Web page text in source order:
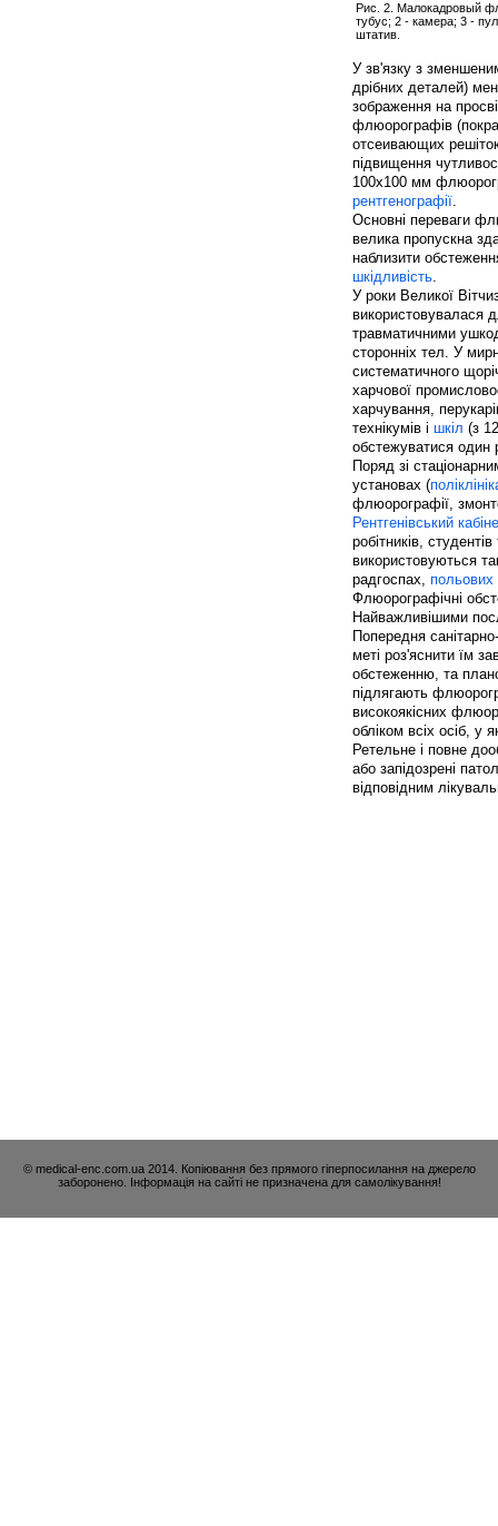
Рис. 2. Малокадровый
тубус; 2 - камера; 3 -
штатив.
У зв'язку з
дрібних деталей)
зображення на
флюорографів
отсеивающих
підвищення
100x100 мм
рентгенографії.
Основні переваги
велика пропускна
наблизити
шкідливість.
У роки Великої
використовувалася
травматичними
сторонніх тел. У
систематичного
харчової
харчування,
технікумів і шкіл (з
обстежуватися один
Поряд зі
установах (
флюорографії,
Рентгенівський
робітників,
використовуються
радгоспах, польових
Флюорографічні
Найважливішими
Попередня
меті роз'яснити їм
обстеженню, та
підлягають
високоякісних
обліком всіх осіб, у
Ретельне і повне
або запідозрені
відповідним
© medical-enc.com.ua 2014. Копіювання без прямого гіперпосилання на джерело
заборонено. Інформація на сайті не призначена для самолікування!